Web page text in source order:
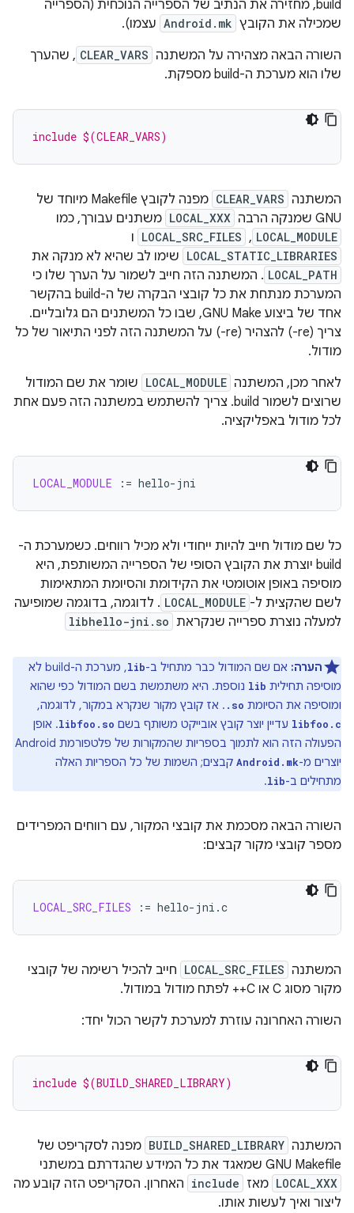
build, מחזירה את הנתיב של הספרייה הנוכחית (הספרייה
שמכילה את הקובץ Android.mk עצמו).
השורה הבאה מצהירה על המשתנה CLEAR_VARS , שהערך
שלו הוא מערכת ה-build מספקת.
include $(CLEAR_VARS)
המשתנה CLEAR_VARS
מפנה לקובץ Makefile מיוחד של
GNU שמנקה הרבה
LOCAL_XXX משתנים עבורך, כמו
LOCAL_MODULE
,
LOCAL_SRC_FILES ו
LOCAL_STATIC_LIBRARIES שימו לב שהיא לא מנקה את
LOCAL_PATH . המשתנה הזה חייב לשמור על הערך שלו כי
המערכת מנתחת את כל קובצי הבקרה של ה-build בהקשר
אחד של ביצוע GNU Make, שבו כל המשתנים הם גלובליים.
צריך (re-) להצהיר (re-) על המשתנה הזה לפני התיאור של כל
מודול.
לאחר מכן, המשתנה LOCAL_MODULE שומר את שם המודול
שרוצים לשמור build. צריך להשתמש במשתנה הזה פעם אחת
לכל מודול באפליקציה.
LOCAL_MODULE :=
כל שם מודול חייב להיות ייחודי ולא מכיל רווחים. כשמערכת ה-
build יוצרת את הקובץ הסופי של הספרייה המשותפת, היא
מוסיפה באופן אוטומטי את הקידומת והסיומת המתאימות
לשם שהקצית ל- LOCAL_MODULE . לדוגמה, בדוגמה שמופיעה
למעלה נוצרת ספרייה שנקראת libhello-jni.so
הערה: אם שם המודול כבר מתחיל ב-lib
, מערכת ה-build לא
מוסיפה תחילית lib נוספת. היא משתמשת בשם המודול כפי שהוא
ומוסיפה את הסיומת .so . אז קובץ מקור שנקרא במקור, לדוגמה,
libfoo.c עדיין יוצר קובץ אובייקט משותף בשם libfoo.so. אופן
הפעולה הזה הוא לתמוך בספריות שהמקורות של פלטפורמת Android
יוצרים מ-Android.mk קבצים; השמות של כל הספריות האלה
מתחילים ב-lib
.
השורה הבאה מסכמת את קובצי המקור, עם רווחים המפרידים
מספר קובצי מקור קבצים:
LOCAL_SRC_FILES :=
המשתנה LOCAL_SRC_FILES חייב להכיל רשימה של קובצי
מקור מסוג C או C++ לפתח מודול במודול.
השורה האחרונה עוזרת למערכת לקשר הכול יחד:
include $(BUILD_SHARED_LIBRARY)
המשתנה BUILD_SHARED_LIBRARY מפנה לסקריפט של
GNU Makefile שמאגד את כל המידע שהגדרתם במשתני
LOCAL_XXX מאז include האחרון. הסקריפט הזה קובע מה
ליצור ואיך לעשות אותו.